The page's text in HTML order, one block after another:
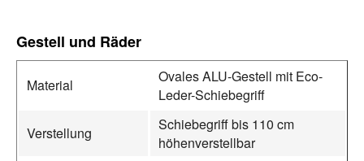
Gestell und Räder
Material
Ovales ALU-Gestell mit Eco-
Leder-Schiebegriff
Verstellung
Schiebegriff bis 110 cm
höhenverstellbar